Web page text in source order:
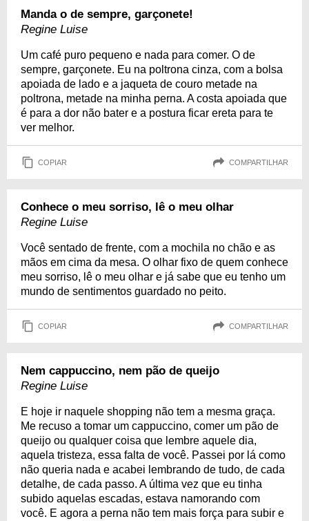
Manda o de sempre, garçonete!
Regine Luise
Um café puro pequeno e nada para comer. O de
sempre, garçonete. Eu na poltrona cinza, com a bolsa
apoiada de lado e a jaqueta de couro metade na
poltrona, metade na minha perna. A costa apoiada que
é para a dor não bater e a postura ficar ereta para te
ver melhor.
COPIAR COMPARTILHAR
Conhece o meu sorriso, lê o meu olhar
Regine Luise
Você sentado de frente, com a mochila no chão e as
mãos em cima da mesa. O olhar fixo de quem conhece
meu sorriso, lê o meu olhar e já sabe que eu tenho um
mundo de sentimentos guardado no peito.
COPIAR COMPARTILHAR
Nem cappuccino, nem pão de queijo
Regine Luise
E hoje ir naquele shopping não tem a mesma graça.
Me recuso a tomar um cappuccino, comer um pão de
queijo ou qualquer coisa que lembre aquele dia,
aquela tristeza, essa falta de você. Passei por lá como
não queria nada e acabei lembrando de tudo, de cada
detalhe, de cada passo. A última vez que eu tinha
subido aquelas escadas, estava namorando com
você. E agora a perna não tem mais força para subir e